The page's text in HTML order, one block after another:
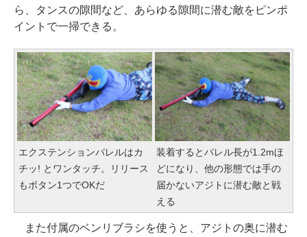
ら、タンスの隙間など、あらゆる隙間に潜む敵をピンポ
イントで一掃できる。
エクステンションバレルはカ
チッ! とワンタッチ。リリース
もボタン1つでOKだ
装着するとバレル長が1.2mほ
どになり、他の形態では手の
届かないアジトに潜む敵と戦
える
また付属のベンリブラシを使うと、アジトの奥に潜む